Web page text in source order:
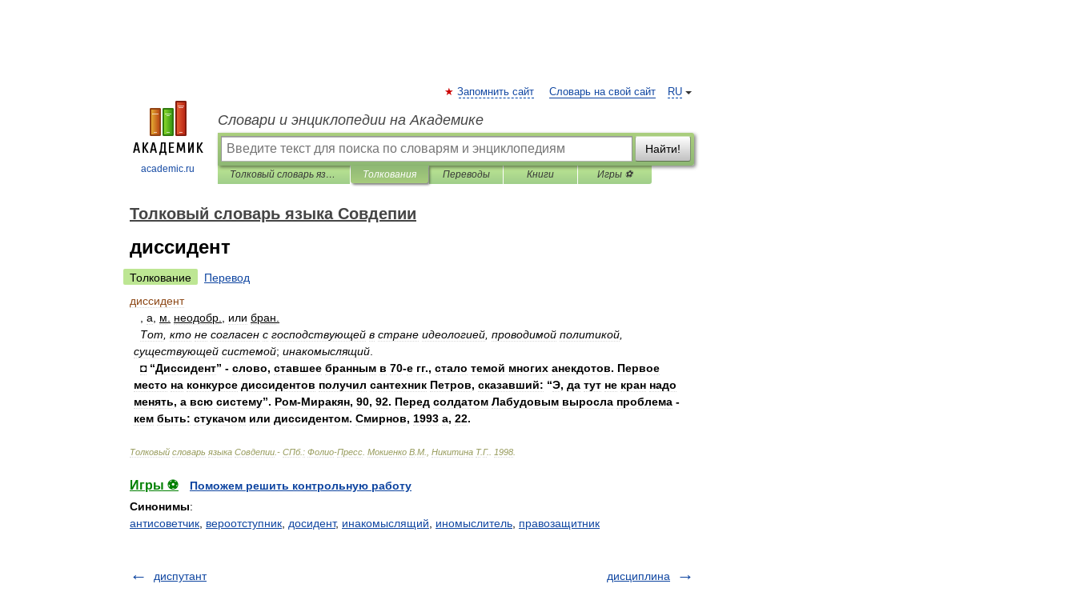
academic.ru
RU
Запомнить сайт Словарь на свой сайт
Словари и энциклопедии на Академике
Найти!
Толковый словарь языка Совдепии Толкования Переводы Книги Игры ⚽
Толковый словарь языка Совдепии
диссидент
Толкование
Перевод
диссидент
а м неодобр или бран
Тот кто не согласен с господствующей в стране идеологией проводимой политикой
существующей системой; инакомыслящий
◘“Диссидент” - слово, ставшее бранным в 70-е гг., стало темой многих анекдотов. Первое
место на конкурсе диссидентов получил сантехник Петров, сказавший: “Э, да тут не кран надо
менять, а всю систему”. Ром-Миракян, 90, 92. Перед солдатом Лабудовым выросла проблема -
кем быть: стукачом или диссидентом. Смирнов, 1993 а, 22.
Толковый словарь языка Совдепии .- СПб. : Фолио-Пресс Мокиенко В М Никитина Т.Г. 1998
Игры ⚽
Поможем решить контрольную работу
Синонимы:
антисоветчик вероотступник досидент, инакомыслящий иномыслитель правозащитник
диспутант дисциплина